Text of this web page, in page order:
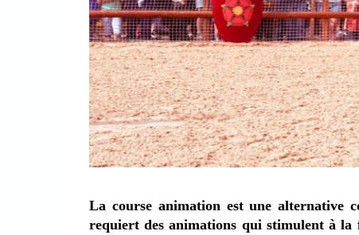
La course animation est une alternative
requiert des animations qui stimulent à la